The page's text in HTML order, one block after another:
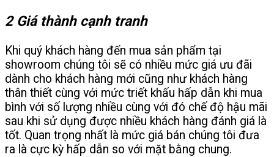
2 Giá thành cạnh tranh
Khi quý khách hàng đến mua sản phẩm tại
showroom chúng tôi sẽ có nhiều mức giá ưu đãi
dành cho khách hàng mới cũng như khách hàng
thân thiết cùng với mức triết khấu hấp dẫn khi mua
bình với số lượng nhiều cùng với đó chế độ hậu mãi
sau khi sử dụng được nhiều khách hàng đánh giá là
tốt. Quan trọng nhất là mức giá bán chúng tôi đưa
ra là cực kỳ hấp dẫn so với mặt bằng chung.